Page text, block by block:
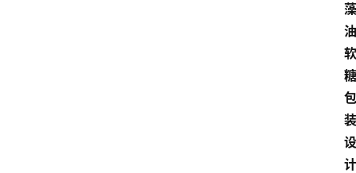
藻
油
软
糖
包
装
设
计